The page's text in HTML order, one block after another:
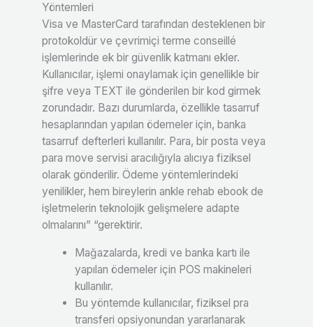
Yöntemleri
Visa ve MasterCard tarafından desteklenen bir
protokoldür ve çevrimiçi terme conseillé
işlemlerinde ek bir güvenlik katmanı ekler.
Kullanıcılar, işlemi onaylamak için genellikle bir
şifre veya TEXT ile gönderilen bir kod girmek
zorundadır. Bazı durumlarda, özellikle tasarruf
hesaplarından yapılan ödemeler için, banka
tasarruf defterleri kullanılır. Para, bir posta veya
para move servisi aracılığıyla alıcıya fiziksel
olarak gönderilir. Ödeme yöntemlerindeki
yenilikler, hem bireylerin ankle rehab ebook de
işletmelerin teknolojik gelişmelere adapte
olmalarını” “gerektirir.
Mağazalarda, kredi ve banka kartı ile
yapılan ödemeler için POS makineleri
kullanılır.
Bu yöntemde kullanıcılar, fiziksel pra
transferi opsiyonundan yararlanarak